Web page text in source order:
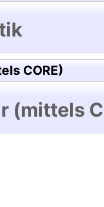
CORE)
(mittels